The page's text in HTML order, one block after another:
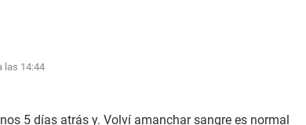
las 14:44
5 días atrás y. Volví amanchar sangre es normal